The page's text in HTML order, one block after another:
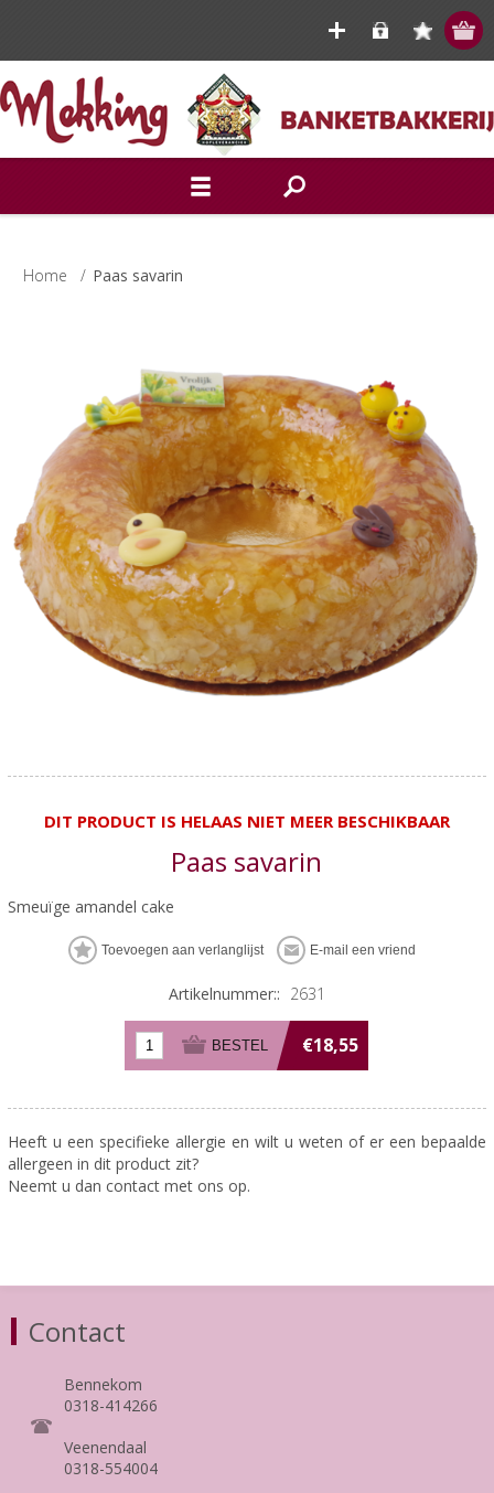
Home / Paas savarin
DIT PRODUCT IS HELAAS NIET MEER BESCHIKBAAR
Paas savarin
Smeuïge amandel cake
Artikelnummer:: 2631
€18,55
Heeft u een specifieke allergie en wilt u weten of er een bepaalde
allergeen in dit product zit?
Neemt u dan contact met ons op.
Contact
Bennekom
0318-414266
Veenendaal
0318-554004